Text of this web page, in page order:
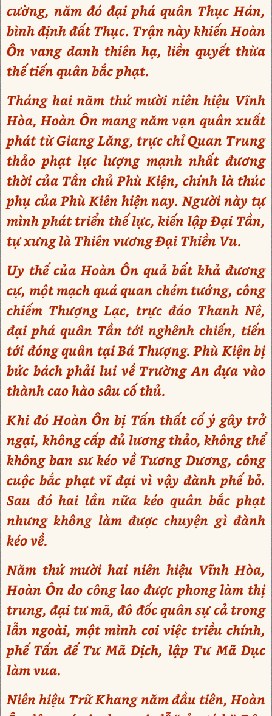
cường, năm đó đại phá quân Thục Hán,
bình định đất Thục. Trận này khiến Hoàn
Ôn vang danh thiên hạ, liền quyết thừa
thế tiến quân bắc phạt.
Tháng hai năm thứ mười niên hiệu Vĩnh
Hòa, Hoàn Ôn mang năm vạn quân xuất
phát từ Giang Lăng, trực chỉ Quan Trung
thảo phạt lực lượng mạnh nhất đương
thời của Tần chủ Phù Kiện, chính là thúc
phụ của Phù Kiên hiện nay. Người này tự
mình phát triển thế lực, kiến lập Đại Tần,
tự xưng là Thiên vương Đại Thiền Vu.
Uy thế của Hoàn Ôn quả bất khả đương
cự, một mạch quá quan chém tướng, công
chiếm Thượng Lạc, trực đáo Thanh Nê,
đại phá quân Tần tới nghênh chiến, tiến
tới đóng quân tại Bá Thượng. Phù Kiện bị
bức bách phải lui về Trường An dựa vào
thành cao hào sâu cố thủ.
Khi đó Hoàn Ôn bị Tấn thất cố ý gây trở
ngại, không cấp đủ lương thảo, không thể
không ban sư kéo về Tương Dương, công
cuộc bắc phạt vĩ đại vì vậy đành phế bỏ.
Sau đó hai lần nữa kéo quân bắc phạt
nhưng không làm được chuyện gì đành
kéo về.
Năm thứ mười hai niên hiệu Vĩnh Hòa,
Hoàn Ôn do công lao được phong làm thị
trung, đại tư mã, đô đốc quân sự cả trong
lẫn ngoài, một mình coi việc triều chính,
phế Tấn đế Tư Mã Dịch, lập Tư Mã Dục
làm vua.
Niên hiệu Trữ Khang năm đầu tiên, Hoàn